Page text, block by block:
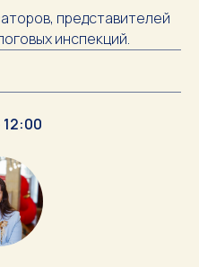
представителей
инспекций.
12:00